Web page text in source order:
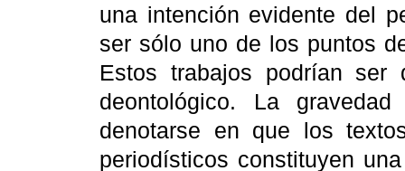
una intención evidente del
ser sólo uno de los puntos
Estos trabajos podrían
deontológico.
La
denotarse en que los
periodísticos constituyen